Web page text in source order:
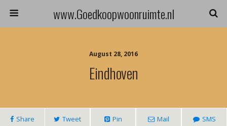
www.Goedkoopwoonruimte.nl
August 28, 2016
Eindhoven
Share Tweet Pin Mail SMS